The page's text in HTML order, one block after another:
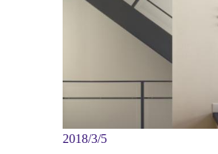
2018/3/5